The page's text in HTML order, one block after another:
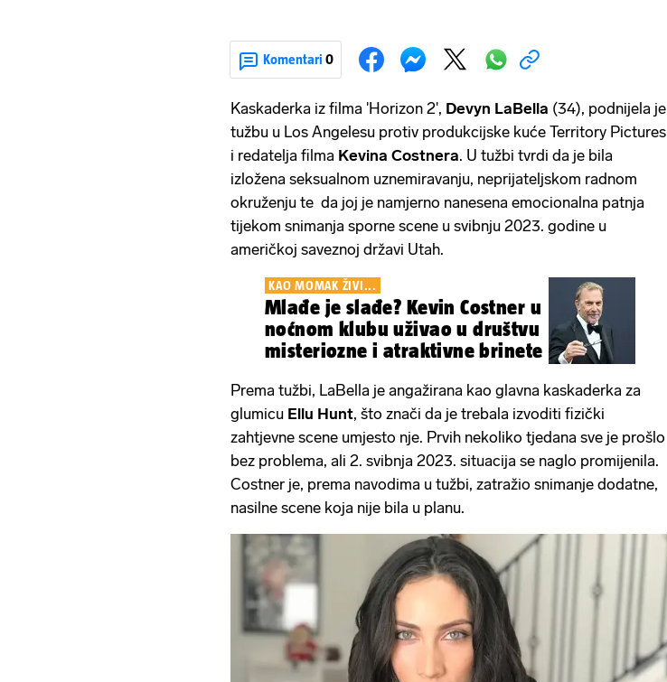
Komentari 0
Kaskaderka iz filma 'Horizon 2', Devyn LaBella (34), podnijela je
tužbu u Los Angelesu protiv produkcijske kuće Territory Pictures
i redatelja filma Kevina Costnera. U tužbi tvrdi da je bila
izložena seksualnom uznemiravanju, neprijateljskom radnom
okruženju te da joj je namjerno nanesena emocionalna patnja
tijekom snimanja sporne scene u svibnju 2023. godine u
američkoj saveznoj državi Utah.
KAO MOMAK ŽIVI...
Mlađe je slađe? Kevin Costner u
noćnom klubu uživao u društvu
misteriozne i atraktivne brinete
Prema tužbi, LaBella je angažirana kao glavna kaskaderka za
glumicu Ellu Hunt, što znači da je trebala izvoditi fizički
zahtjevne scene umjesto nje. Prvih nekoliko tjedana sve je prošlo
bez problema, ali 2. svibnja 2023. situacija se naglo promijenila.
Costner je, prema navodima u tužbi, zatražio snimanje dodatne,
nasilne scene koja nije bila u planu.